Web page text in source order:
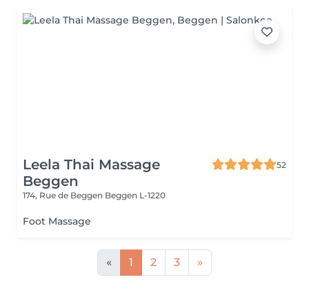
Leela Thai Massage
Beggen
52
174, Rue de Beggen Beggen L-1220
Foot Massage
« 1 2 3 »